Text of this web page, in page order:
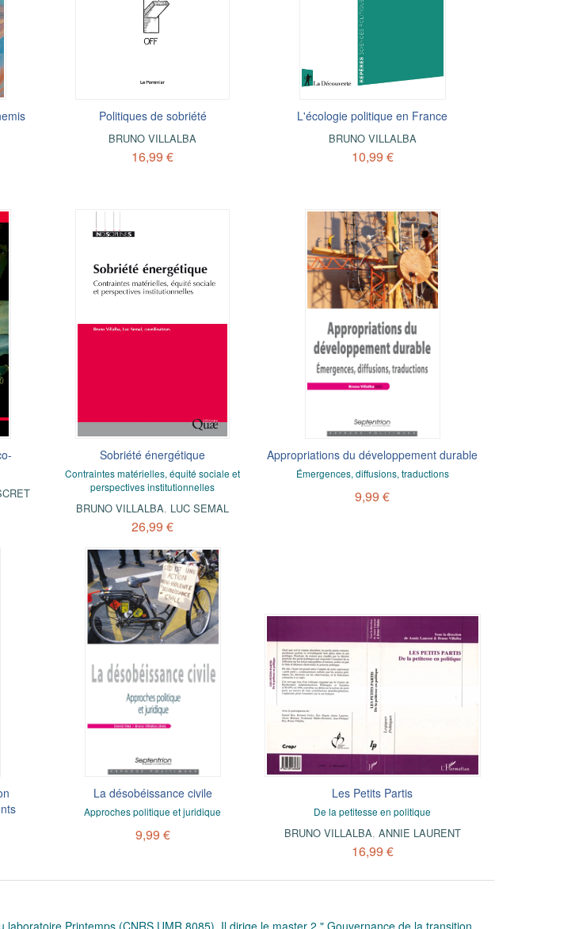
Politiques de sobriété
BRUNO VILLALBA
16,99 €
L'écologie politique en France
BRUNO VILLALBA
10,99 €
Sobriété énergétique
Contraintes matérielles, équité sociale et
perspectives institutionnelles
BRUNO VILLALBA, LUC SEMAL
26,99 €
Appropriations du développement durable
Émergences, diffusions, traductions
9,99 €
La désobéissance civile
Approches politique et juridique
9,99 €
Les Petits Partis
De la petitesse en politique
BRUNO VILLALBA, ANNIE LAURENT
16,99 €
Printemps (CNRS UMR 8085). Il dirige le master 2 " Gouvernance de la transition,